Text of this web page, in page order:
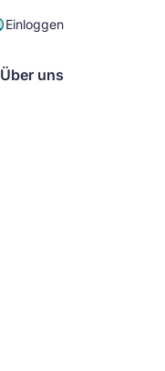
Einloggen
Über uns